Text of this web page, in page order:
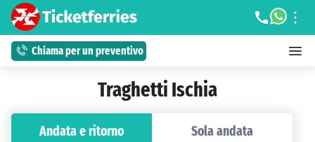
Chiama per un preventivo
Traghetti Ischia
Andata e ritorno Sola andata